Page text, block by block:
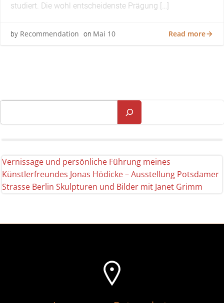
studiert. Die wohl entscheidenste Prägung […]
by Recommendation on Mai 10 Read more
Vernissage und persönliche Führung meines
Künstlerfreundes Jonas Hödicke – Ausstellung Potsdamer
Strasse Berlin Skulpturen und Bilder mit Janet Grimm